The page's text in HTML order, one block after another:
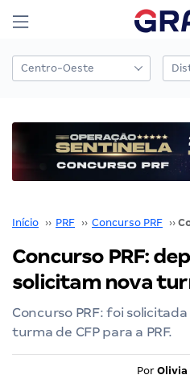
Início ›› PRF ›› Concurso PRF ››
Concurso PRF:
solicitam nova
Concurso PRF: foi
turma de CFP para a PRF.
Por Olivia